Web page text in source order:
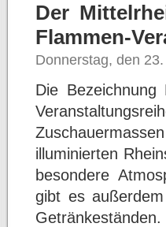
Der
Flammen-
Donnerstag, den
Die
illuminierten
besondere
gibt es
Getränkeständen.